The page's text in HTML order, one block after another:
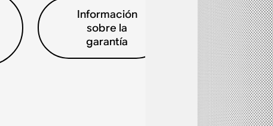
Información
sobre la
garantía